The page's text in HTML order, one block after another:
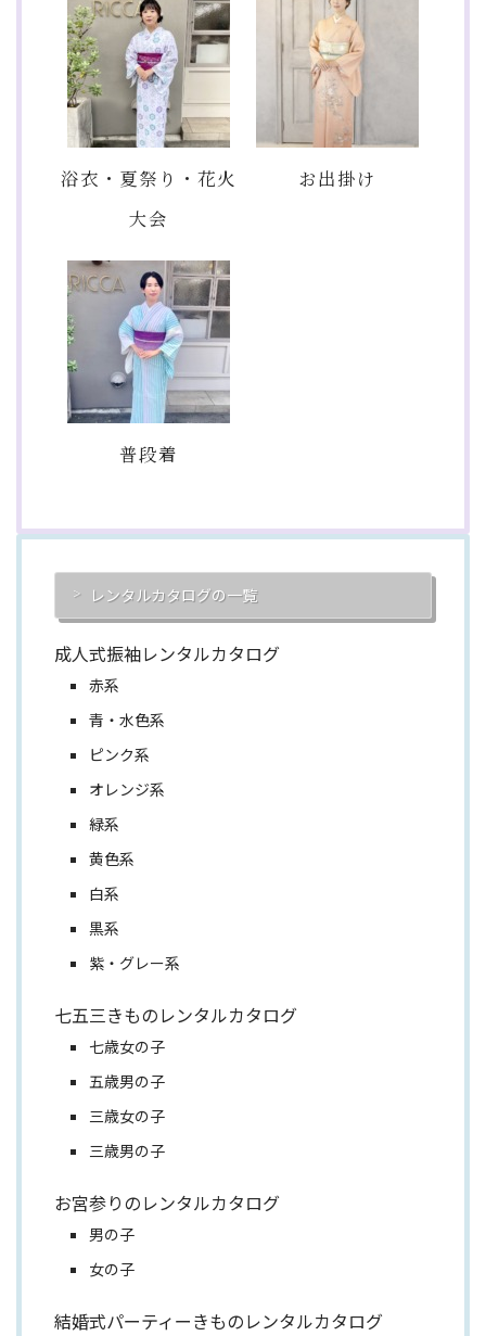
浴衣・夏祭り・花火
大会
お出掛け
普段着
レンタルカタログの一覧
成人式振袖レンタルカタログ
赤系
青・水色系
ピンク系
オレンジ系
緑系
黄色系
白系
黒系
紫・グレー系
七五三きものレンタルカタログ
七歳女の子
五歳男の子
三歳女の子
三歳男の子
お宮参りのレンタルカタログ
男の子
女の子
結婚式パーティーきものレンタルカタログ